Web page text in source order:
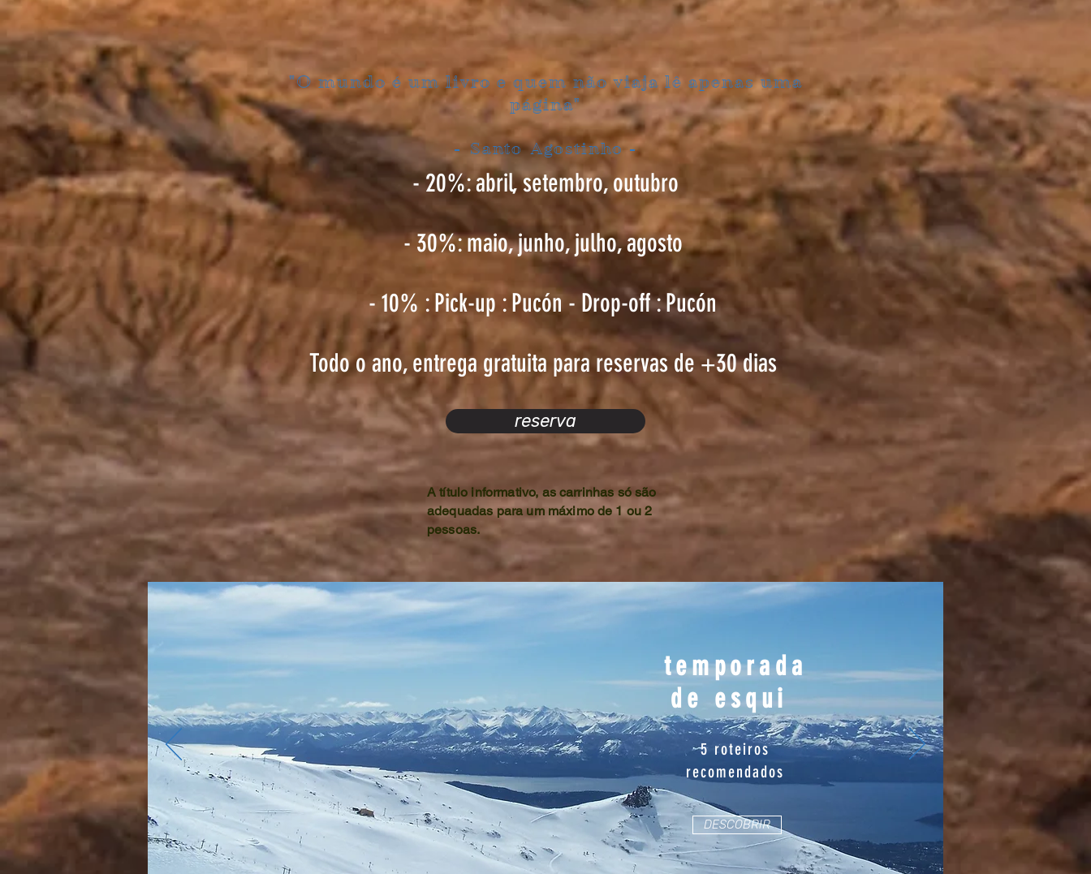
- 20%: abril, setembro, outubro
- 30%: maio, junho, julho, agosto
- 10% : Pick-up : Pucón - Drop-off : Pucón
Todo o ano, entrega gratuita para reservas de +30 dias
reserva
A título informativo, as carrinhas só são
adequadas para um máximo de 1 ou 2
pessoas.
"O mundo é um livro e quem não viaja lê apenas uma
página"
- Santo Agostinho -
temporada
de esqui
5 roteiros
recomendados
DESCOBRIR